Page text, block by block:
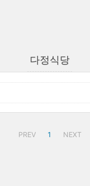
다정식당
PREV 1 NEXT